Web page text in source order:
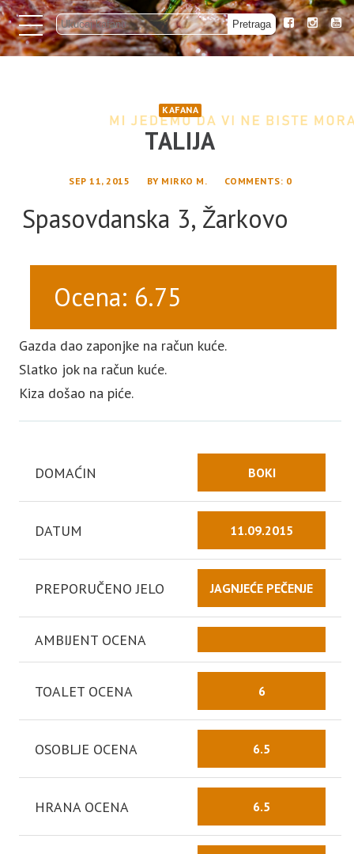
KAFANA
TALIJA
SEP 11, 2015 BY MIRKO M. COMMENTS: 0
Spasovdanska 3, Žarkovo
Ocena: 6.75
Gazda dao zaponjke na račun kuće.
Slatko jok na račun kuće.
Kiza došao na piće.
DOMAĆIN BOKI
DATUM 11.09.2015
PREPORUČENO JELO JAGNJEĆE PEČENJE
AMBIJENT OCENA
TOALET OCENA 6
OSOBLJE OCENA 6.5
HRANA OCENA 6.5